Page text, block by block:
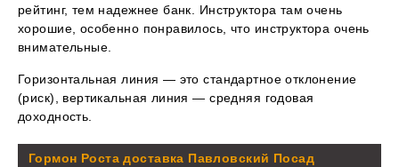
рейтинг, тем надежнее банк. Инструктора там очень
хорошие, особенно понравилось, что инструктора очень
внимательные.
Горизонтальная линия — это стандартное отклонение
(риск), вертикальная линия — средняя годовая
доходность.
Гормон Роста доставка Павловский Посад